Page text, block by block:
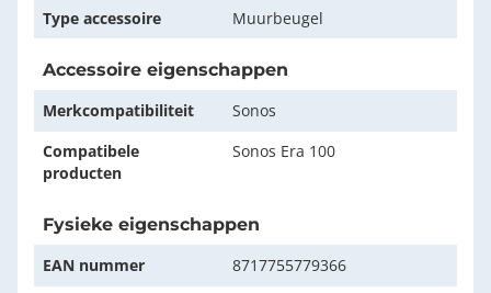
Type accessoire Muurbeugel
Accessoire eigenschappen
Merkcompatibiliteit
Sonos
Compatibele
producten
Sonos Era 100
Fysieke eigenschappen
EAN nummer
8717755779366